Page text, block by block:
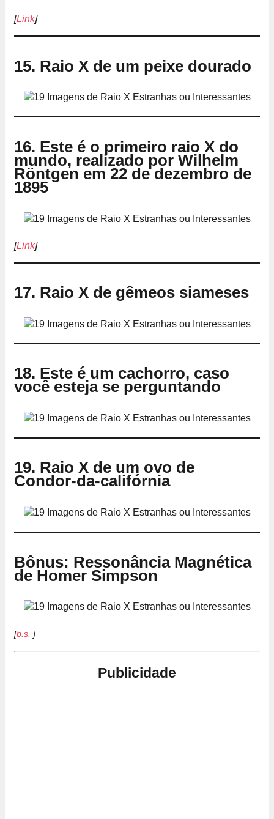
[Link]
15. Raio X de um peixe dourado
16. Este é o primeiro raio X do
mundo, realizado por Wilhelm
Röntgen em 22 de dezembro de
1895
[Link]
17. Raio X de gêmeos siameses
18. Este é um cachorro, caso
você esteja se perguntando
19. Raio X de um ovo de
Condor-da-califórnia
Bônus: Ressonância Magnética
de Homer Simpson
[b.s. ]
Publicidade